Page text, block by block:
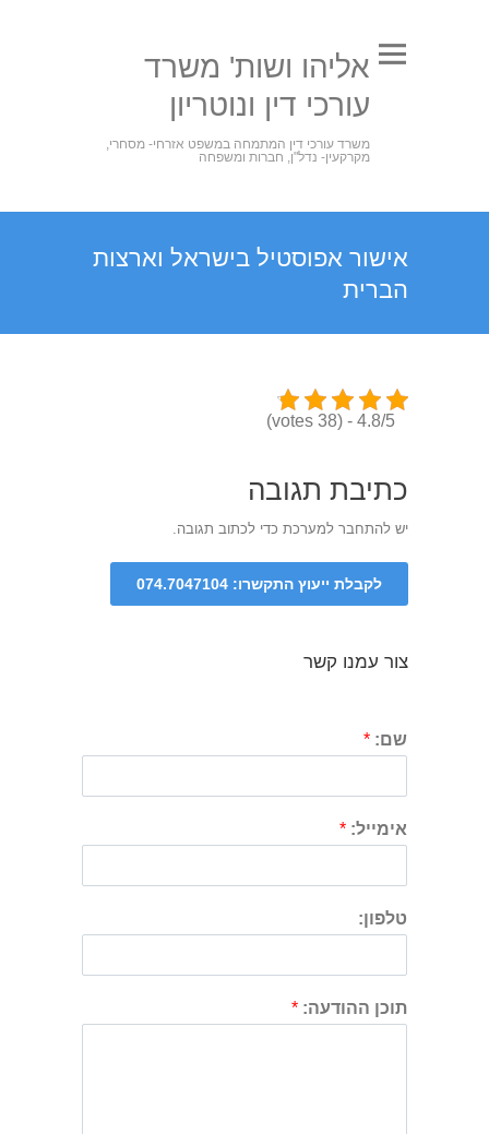
אליהו ושות' משרד
עורכי דין ונוטריון
משרד עורכי דין המתמחה במשפט אזרחי- מסחרי,
מקרקעין- נדל"ן, חברות ומשפחה
אישור אפוסטיל בישראל וארצות
הברית
4.8/5 - (38 votes)
כתיבת תגובה
יש להתחבר למערכת כדי לכתוב תגובה.
צור עמנו קשר
שם: *
אימייל: *
טלפון:
תוכן ההודעה: *